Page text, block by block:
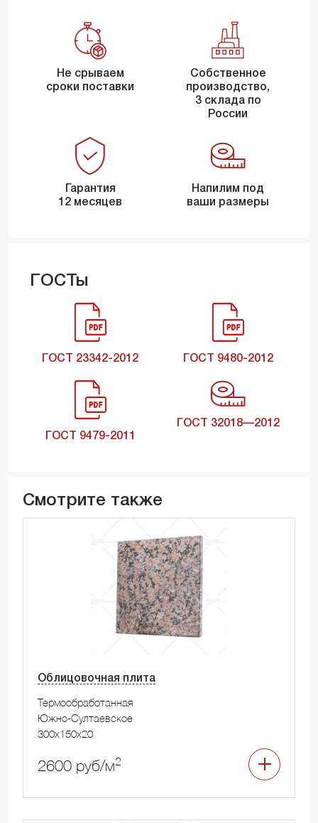
Не срываем
сроки поставки
Собственное
производство,
3 склада по
России
Гарантия
12 месяцев
Напилим под
ваши размеры
ГОСТы
ГОСТ 23342-2012 ГОСТ 9480-2012
ГОСТ 9479-2011
ГОСТ 32018—2012
Смотрите также
Облицовочная плита
Термообработанная
Южно-Султаевское
300x150x20
2600 руб/м2